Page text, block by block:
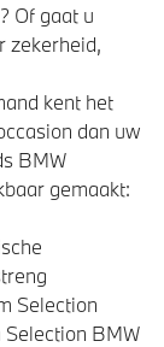
Of gaat u
zekerheid,
kent het
dan uw
BMW
gemaakt:
Selection
BMW